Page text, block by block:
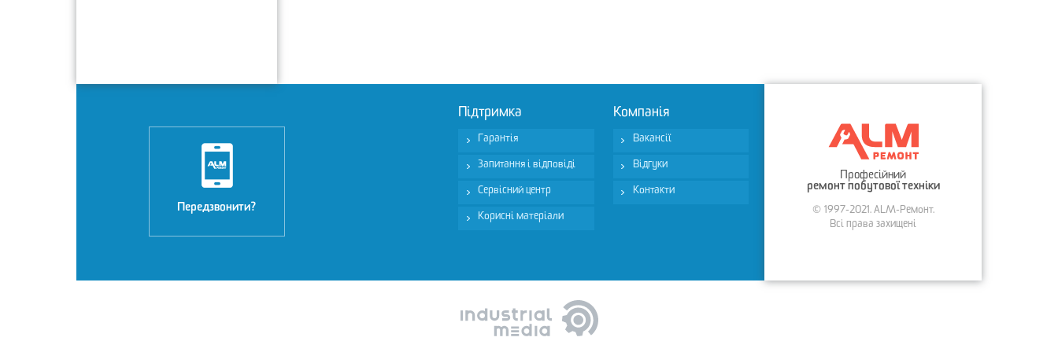
Передзвонити?
Підтримка
Гарантія
Запитання і відповіді
Сервісний центр
Корисні матеріали
Компанія
Вакансії
Відгуки
Контакти
Професійний
ремонт побутової техніки
© 1997-2021. ALM-Ремонт.
Всі права захищені